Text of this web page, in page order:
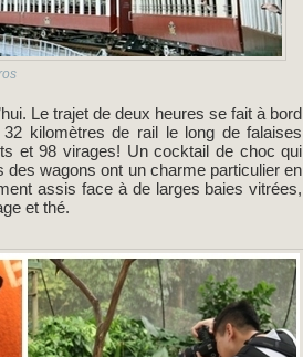
Le trajet de deux heures se fait à bord
kilomètres de rail le long de falaises
et 98 virages! Un cocktail de choc qui
des wagons ont un charme particulier en
assis face à de larges baies vitrées,
et thé.